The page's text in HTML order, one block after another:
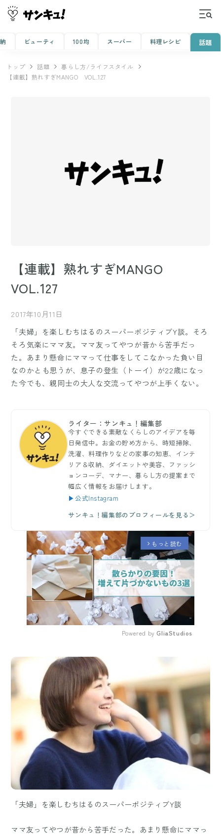
ビューティ 100均 スーパー 料理レシピ 話題
トップ 話題
暮らし方/ライフスタイル
【連載】熟れすぎMANGO VOL.127
【連載】熟れすぎMANGO
VOL.127
2017年10月11日
「夫婦」を楽しむちはるのスーパーポジティブY談。そろ
そろ気楽にママ友。ママ友ってやつが昔から苦手だっ
た。あまり懸命にママって仕事をしてこなかった負い目
なのかとも思うが、息子の登生（トーイ）が22歳になっ
た今でも、親同士の大人な交流ってやつが上手くない。
ライター：サンキュ！編集部
今すぐできる素敵なくらしのアイデアを毎
日発信中。お金の貯め方から、時短掃除、
洗濯、料理作りなどの家事の知恵、インテ
リア＆収納、ダイエットや美容、ファッシ
ョンコーデ、マナー、暮らし方の提案まで
幅広く情報をお届けします。
▶公式Instagram
サンキュ！編集部のプロフィールを見る＞
arrow_forward_ios もっと読む
Powered by GliaStudios
「夫婦」を楽しむちはるのスーパーポジティブY談
ママ友ってやつが昔から苦手だった。あまり懸命にママっ